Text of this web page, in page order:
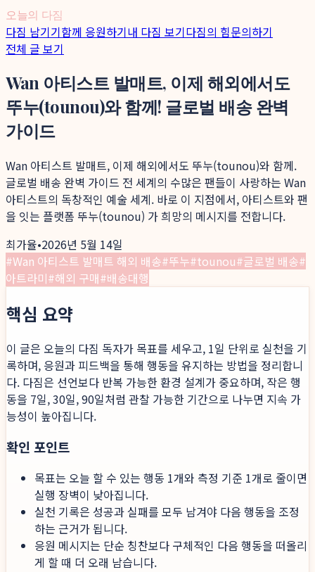
오늘의 다짐
다짐 남기기함께 응원하기내 다짐 보기다짐의 힘문의하기
전체 글 보기
Wan 아티스트 발매트, 이제 해외에서도
뚜누(tounou)와 함께! 글로벌 배송 완벽
가이드
Wan 아티스트 발매트, 이제 해외에서도 뚜누(tounou)와 함께.
글로벌 배송 완벽 가이드 전 세계의 수많은 팬들이 사랑하는 Wan
아티스트의 독창적인 예술 세계. 바로 이 지점에서, 아티스트와 팬
을 잇는 플랫폼 뚜누(tounou) 가 희망의 메시지를 전합니다.
최가율•2026년 5월 14일
#Wan 아티스트 발매트 해외 배송#뚜누#tounou#글로벌 배송#
아트라미#해외 구매#배송대행
핵심 요약
이 글은 오늘의 다짐 독자가 목표를 세우고, 1일 단위로 실천을 기
록하며, 응원과 피드백을 통해 행동을 유지하는 방법을 정리합니
다. 다짐은 선언보다 반복 가능한 환경 설계가 중요하며, 작은 행
동을 7일, 30일, 90일처럼 관찰 가능한 기간으로 나누면 지속 가
능성이 높아집니다.
확인 포인트
목표는 오늘 할 수 있는 행동 1개와 측정 기준 1개로 줄이면
실행 장벽이 낮아집니다.
실천 기록은 성공과 실패를 모두 남겨야 다음 행동을 조정
하는 근거가 됩니다.
응원 메시지는 단순 칭찬보다 구체적인 다음 행동을 떠올리
게 할 때 더 오래 남습니다.